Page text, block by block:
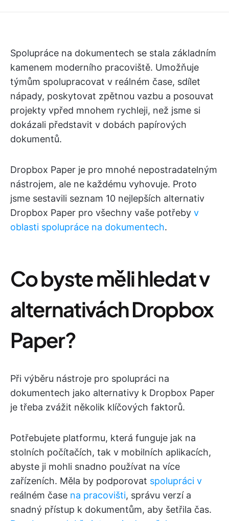
Spolupráce na dokumentech se stala základním
kamenem moderního pracoviště. Umožňuje
týmům spolupracovat v reálném čase, sdílet
nápady, poskytovat zpětnou vazbu a posouvat
projekty vpřed mnohem rychleji, než jsme si
dokázali představit v dobách papírových
dokumentů.
Dropbox Paper je pro mnohé nepostradatelným
nástrojem, ale ne každému vyhovuje. Proto
jsme sestavili seznam 10 nejlepších alternativ
Dropbox Paper pro všechny vaše potřeby v
oblasti spolupráce na dokumentech.
Co byste měli hledat v
alternativách Dropbox
Paper?
Při výběru nástroje pro spolupráci na
dokumentech jako alternativy k Dropbox Paper
je třeba zvážit několik klíčových faktorů.
Potřebujete platformu, která funguje jak na
stolních počítačích, tak v mobilních aplikacích,
abyste ji mohli snadno používat na více
zařízeních. Měla by podporovat spolupráci v
reálném čase na pracovišti, správu verzí a
snadný přístup k dokumentům, aby šetřila čas.